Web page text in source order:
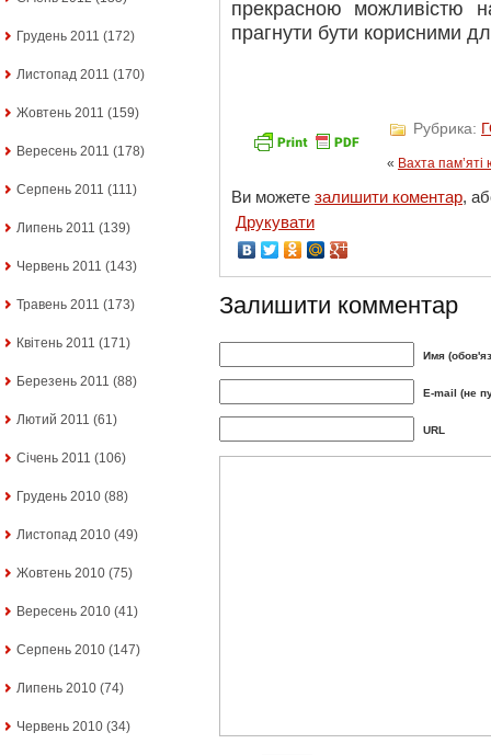
Грудень 2011 (172)
Листопад 2011 (170)
Жовтень 2011 (159)
Вересень 2011 (178)
Серпень 2011 (111)
Липень 2011 (139)
Червень 2011 (143)
Травень 2011 (173)
Квітень 2011 (171)
Березень 2011 (88)
Лютий 2011 (61)
Січень 2011 (106)
Грудень 2010 (88)
Листопад 2010 (49)
Жовтень 2010 (75)
Вересень 2010 (41)
Серпень 2010 (147)
Липень 2010 (74)
Червень 2010 (34)
прекрасною можливістю
прагнути бути корисними
Рубрика:
« Вахта
Ви можете залишити коментар,
Друкувати
Залишити комментар
Имя
E-mail (не
URL